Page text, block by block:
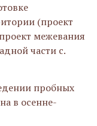
(проект
межевания
части с.
пробных
в осенне-